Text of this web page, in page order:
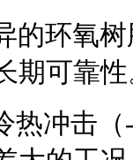
的环氧
期可靠
热冲击